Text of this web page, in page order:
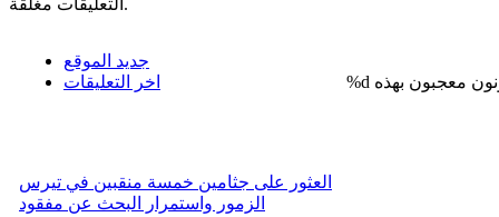
جديد الموقع
اخر التعليقات
العثور على جثامين خمسة منقبين في تيرس
الزمور واستمرار البحث عن مفقود
%d